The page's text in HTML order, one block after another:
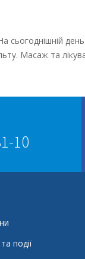
сьогоднішній
Масаж та
10
події